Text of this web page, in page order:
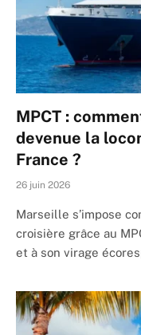
MPCT :
devenue la
France ?
26 juin 2026
Marseille s’impose
croisière grâce au
et à son virage